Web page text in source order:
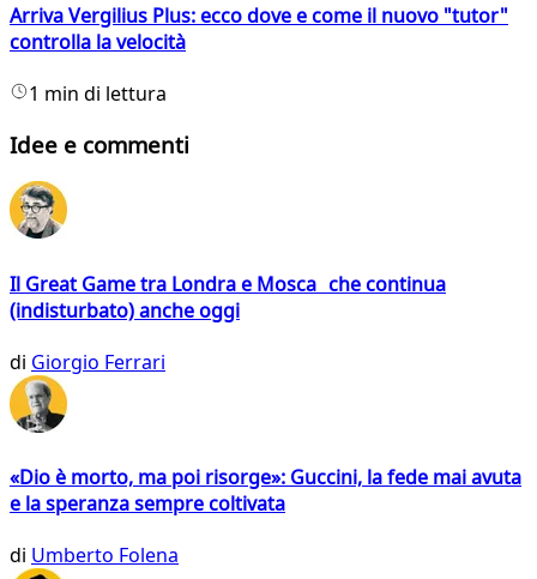
Arriva Vergilius Plus: ecco dove e come il nuovo "tutor"
controlla la velocità
1 min di lettura
Idee e commenti
Il Great Game tra Londra e Mosca che continua
(indisturbato) anche oggi
di Giorgio Ferrari
«Dio è morto, ma poi risorge»: Guccini, la fede mai avuta
e la speranza sempre coltivata
di Umberto Folena